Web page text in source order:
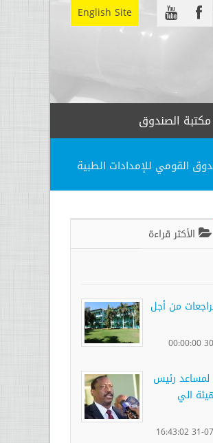
English Site
مكتبة الصندوق
القومي للإمدادات الطبية
الأكثر قراءة
من أجل
لمساعد رئيس
الي